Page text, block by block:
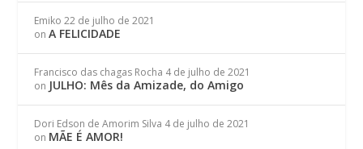
Emiko 22 de julho de 2021
onA FELICIDADE
Francisco das chagas Rocha 4 de julho de 2021
on JULHO: Mês da Amizade, do Amigo
Dori Edson de Amorim Silva 4 de julho de 2021
on MÃE É AMOR!